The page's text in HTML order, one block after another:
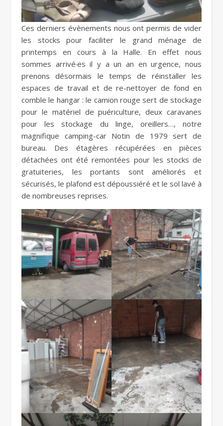
Ces derniers évènements nous ont permis de vider
les stocks pour faciliter le grand ménage de
printemps en cours à la Halle. En effet nous
sommes arrivé·es il y a un an en urgence, nous
prenons désormais le temps de réinstaller les
espaces de travail et de re-nettoyer de fond en
comble le hangar : le camion rouge sert de stockage
pour le matériel de puériculture, deux caravanes
pour les stockage du linge, oreillers…, notre
magnifique camping-car Notin de 1979 sert de
bureau. Des étagères récupérées en pièces
détachées ont été remontées pour les stocks de
gratuiteries, les portants sont améliorés et
sécurisés, le plafond est dépoussiéré et le sol lavé à
de nombreuses reprises.